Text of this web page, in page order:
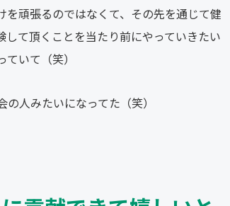
を頑張るのではなくて、その先を通じて健
て頂くことを当たり前にやっていきたい
いて（笑）
人みたいになってた（笑）